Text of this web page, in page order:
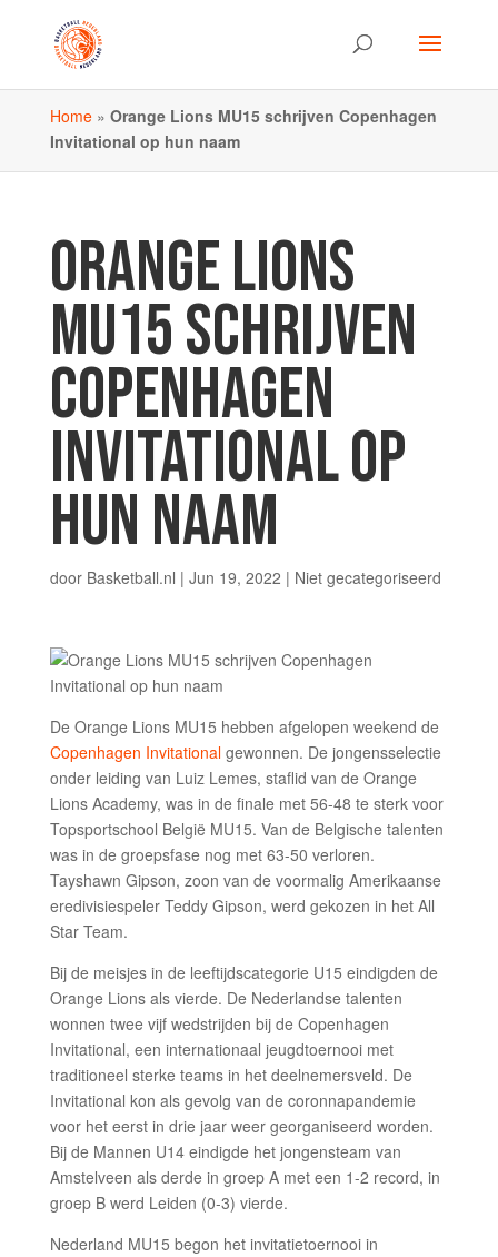
Home» Orange Lions MU15 schrijven Copenhagen
Invitational op hun naam
ORANGE LIONS
MU15 SCHRIJVEN
COPENHAGEN
INVITATIONAL OP
HUN NAAM
door Basketball.nl | Jun 19, 2022 | Niet gecategoriseerd
De Orange Lions MU15 hebben afgelopen weekend de
Copenhagen Invitationalgewonnen. De jongensselectie
onder leiding van Luiz Lemes, staflid van de Orange
Lions Academy, was in de finale met 56-48 te sterk voor
Topsportschool België MU15. Van de Belgische talenten
was in de groepsfase nog met 63-50 verloren.
Tayshawn Gipson, zoon van de voormalig Amerikaanse
eredivisiespeler Teddy Gipson, werd gekozen in het All
Star Team.
Bij de meisjes in de leeftijdscategorie U15 eindigden de
Orange Lions als vierde. De Nederlandse talenten
wonnen twee vijf wedstrijden bij de Copenhagen
Invitational, een internationaal jeugdtoernooi met
traditioneel sterke teams in het deelnemersveld. De
Invitational kon als gevolg van de coronnapandemie
voor het eerst in drie jaar weer georganiseerd worden.
Bij de Mannen U14 eindigde het jongensteam van
Amstelveen als derde in groep A met een 1-2 record, in
groep B werd Leiden (0-3) vierde.
Nederland MU15 begon het invitatietoernooi in